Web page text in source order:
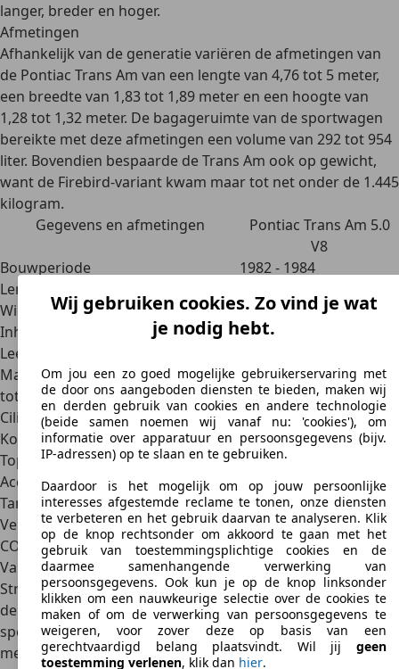
langer, breder en hoger.
Afmetingen
Afhankelijk van de generatie variëren de afmetingen van
de Pontiac Trans Am van een lengte van 4,76 tot 5 meter,
een breedte van 1,83 tot 1,89 meter en een hoogte van
1,28 tot 1,32 meter. De bagageruimte van de sportwagen
bereikte met deze afmetingen een volume van 292 tot 954
liter. Bovendien bespaarde de Trans Am ook op gewicht,
want de Firebird-variant kwam maar tot net onder de 1.445
kilogram.
Gegevens en afmetingen
Pontiac Trans Am 5.0
V8
Bouwperiode
1982 - 1984
Lengte, breedte, hoogte
Wielbasis
2,7 m
Inhoud kofferruimte
292 liter
Leeggewicht
Maximaal toelaatbaar
totaalgewicht
niet bekend
Cilinderinhoud
5.001 cc
Koppel
325 Nm
Topsnelheid
200 km/u
Acceleratie van 0 tot 100 km/u
7,6 s
Tankinhoud
61 liter
Verbruik
20 liter
CO2-uitstoot
niet bekend
Varianten
Strikt genomen is de Pontiac Trans Am zelf een variant van
de Firebird. Toch ontbrak het de Trans Am zelf niet aan
speciale modellen en speciale varianten. In totaal zijn er
meer dan tien verschillende Trans Am variaties. Hier is een
Wij gebruiken cookies. Zo vind je wat
je nodig hebt.
Om jou een zo goed mogelijke gebruikerservaring met
de door ons aangeboden diensten te bieden, maken wij
en derden gebruik van cookies en andere technologie
(beide samen noemen wij vanaf nu: 'cookies'), om
informatie over apparatuur en persoonsgegevens (bijv.
IP-adressen) op te slaan en te gebruiken.
Daardoor is het mogelijk om op jouw persoonlijke
interesses afgestemde reclame te tonen, onze diensten
te verbeteren en het gebruik daarvan te analyseren. Klik
op de knop rechtsonder om akkoord te gaan met het
gebruik van toestemmingsplichtige cookies en de
daarmee samenhangende verwerking van
persoonsgegevens. Ook kun je op de knop linksonder
klikken om een nauwkeurige selectie over de cookies te
maken of om de verwerking van persoonsgegevens te
weigeren, voor zover deze op basis van een
gerechtvaardigd belang plaatsvindt. Wil jij geen
toestemming verlenen, klik dan hier.